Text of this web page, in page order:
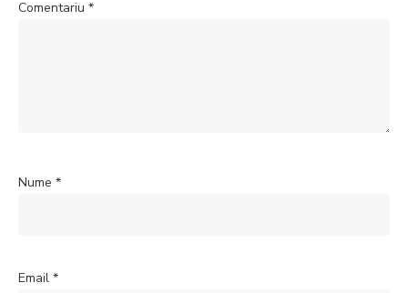
Comentariu *
Nume *
Email *